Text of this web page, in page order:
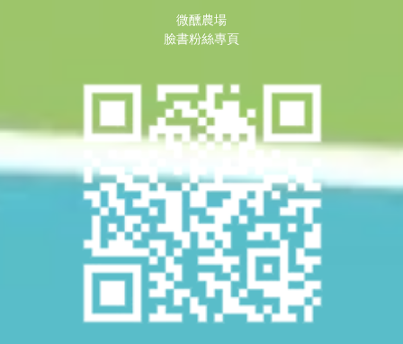
微醺農場
臉書粉絲專頁